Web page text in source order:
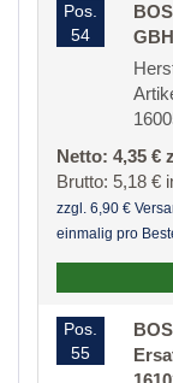
Pos.
54
Netto: 4,35 €
Brutto: 5,18 €
zzgl. 6,90 €
einmalig pro
Pos.
55